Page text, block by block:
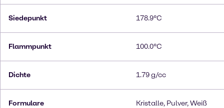
Siedepunkt 178.9°C
Flammpunkt 100.0°C
Dichte 1.79 g/cc
Formulare Kristalle, Pulver, Weiß